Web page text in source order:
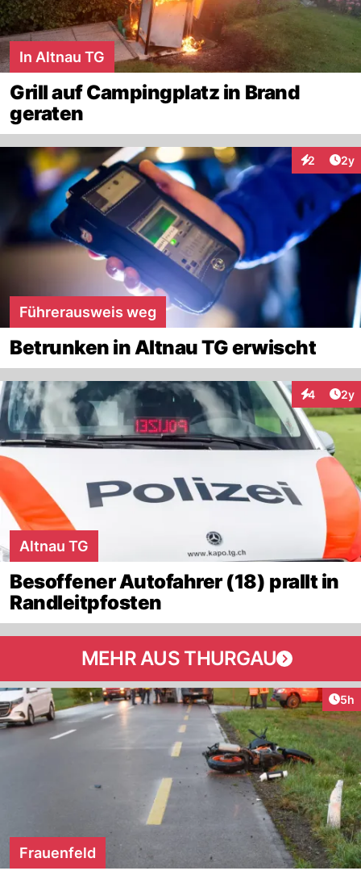
In Altnau TG
Grill auf Campingplatz in Brand
geraten
2 2y
Führerausweis weg
Betrunken in Altnau TG erwischt
4 2y
Altnau TG
Besoffener Autofahrer (18) prallt in
Randleitpfosten
MEHR AUS THURGAU
5h
Frauenfeld